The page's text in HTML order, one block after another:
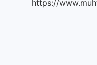
https://